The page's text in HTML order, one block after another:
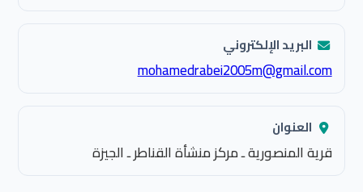
البريد الإلكتروني
mohamedrabei2005m@gmail.com
العنوان
قرية المنصورية ـ مركز منشأة القناطر ـ الجيزة